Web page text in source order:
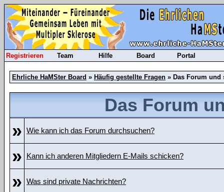
Registrieren Team Hilfe Board Portal
Ehrliche HaMSter Board » Häufig gestellte Fragen » Das Forum und
Das Forum
» Wie kann ich das Forum durchsuchen?
» Kann ich anderen Mitgliedern E-Mails schicken?
» Was sind private Nachrichten?